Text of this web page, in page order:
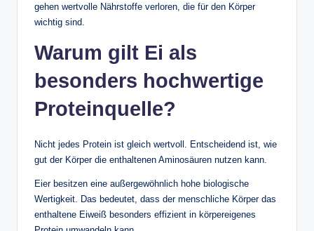
gehen wertvolle Nährstoffe verloren, die für den Körper
wichtig sind.
Warum gilt Ei als
besonders hochwertige
Proteinquelle?
Nicht jedes Protein ist gleich wertvoll. Entscheidend ist, wie
gut der Körper die enthaltenen Aminosäuren nutzen kann.
Eier besitzen eine außergewöhnlich hohe biologische
Wertigkeit. Das bedeutet, dass der menschliche Körper das
enthaltene Eiweiß besonders effizient in körpereigenes